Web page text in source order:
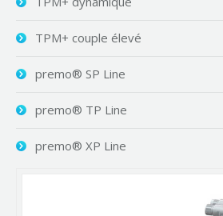
TPM+ couple élevé
premo® SP Line
premo® TP Line
premo® XP Line